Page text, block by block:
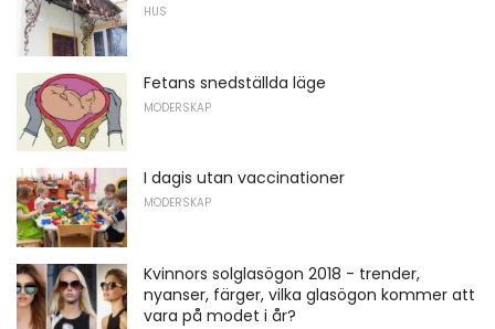
HUS
Fetans snedställda läge
MODERSKAP
I dagis utan vaccinationer
MODERSKAP
Kvinnors solglasögon 2018 - trender,
nyanser, färger, vilka glasögon kommer att
vara på modet i år?